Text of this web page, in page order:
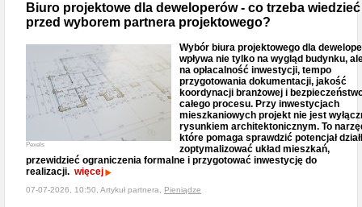
Biuro projektowe dla deweloperów - co trzeba wiedzieć
przed wyborem partnera projektowego?
Pexels
Wybór biura projektowego dla
wpływa nie tylko na wygląd budynku,
na opłacalność inwestycji, tempo
przygotowania dokumentacji, jakość
koordynacji branżowej i
całego procesu. Przy inwestycjach
mieszkaniowych projekt nie jest
rysunkiem architektonicznym. To
które pomaga sprawdzić potencjał
zoptymalizować układ mieszkań,
przewidzieć ograniczenia formalne i przygotować inwestycję do
realizacji. więcej
07-07-2026, 10:50, Artykuł partnera, Pieniądze